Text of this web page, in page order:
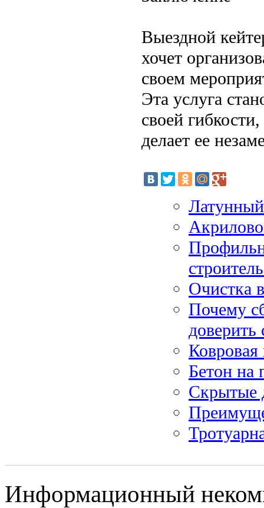
Выездной
хочет
своем
Эта услуга
своей
делает ее
Латунный
Очистка
Почему
доверить
Ковровая
Бетон на
Скрытые
Информационный